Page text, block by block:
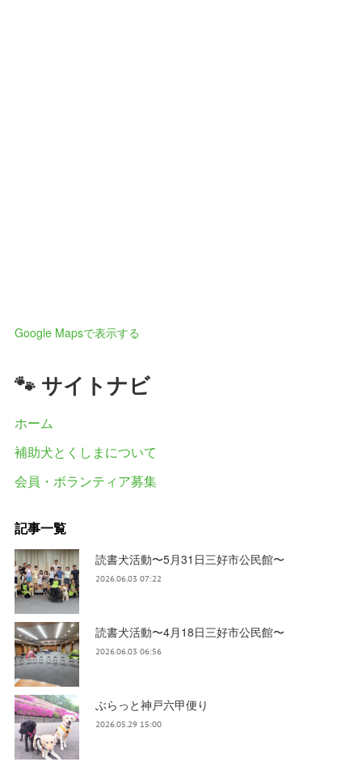
Google Mapsで表示する
🐾 サイトナビ
ホーム
補助犬とくしまについて
会員・ボランティア募集
記事一覧
読書犬活動〜5月31日三好市公民館〜
2026.06.03 07:22
読書犬活動〜4月18日三好市公民館〜
2026.06.03 06:56
ぶらっと神戸六甲便り
2026.05.29 15:00